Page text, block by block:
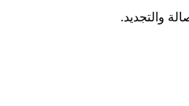
والتجديد.